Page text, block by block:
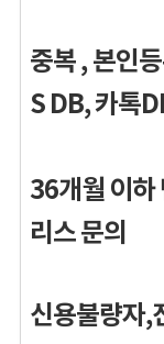
중복 , 본인
S DB, 카톡
36개월 이하
리스 문의
신용불량자,